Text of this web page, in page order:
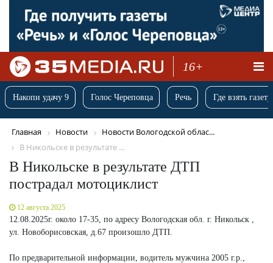
16+
Накопи удачу 9 Голос Череповца Речь Где взять
Главная Новости
Новости Вологодской облас...
В Никольске в результате ...
В Никольске в результате ДТП
пострадал мотоциклист
12 августа 2025
12.08.2025г. около 17-35, по адресу Вологодская обл. г. Никольск ,
ул. Новоборисовская, д.67 произошло ДТП.
По предварительной информации, водитель мужчина 2005 г.р.,